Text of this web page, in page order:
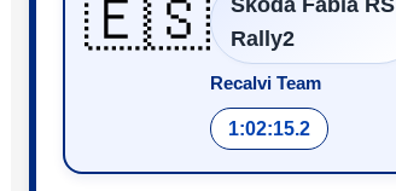
🇪🇸
Rally2
Recalvi Team
1:02:15.2